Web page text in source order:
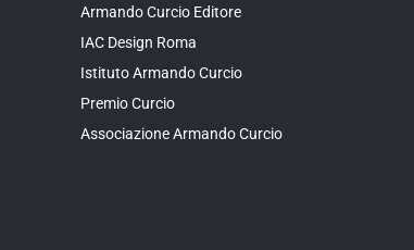
Armando Curcio Editore
IAC Design Roma
Istituto Armando Curcio
Premio Curcio
Associazione Armando Curcio